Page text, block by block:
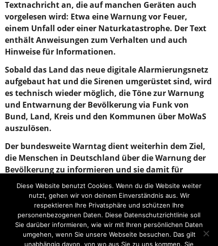
Textnachricht an, die auf manchen Geräten auch
vorgelesen wird: Etwa eine Warnung vor Feuer,
einem Unfall oder einer Naturkatastrophe. Der Text
enthält Anweisungen zum Verhalten und auch
Hinweise für Informationen.
Sobald das Land das neue digitale Alarmierungsnetz
aufgebaut hat und die Sirenen umgerüstet sind, wird
es technisch wieder möglich, die Töne zur Warnung
und Entwarnung der Bevölkerung via Funk von
Bund, Land, Kreis und den Kommunen über MoWaS
auszulösen.
Der bundesweite Warntag dient weiterhin dem Ziel,
die Menschen in Deutschland über die Warnung der
Bevölkerung zu informieren und sie damit für
Warnungen zu sensibilisieren.
Post Views: 0
Öl auf Gewässer Grundausbildung bei der Feuerwehr Kues
Diese Website benutzt Cookies. Wenn du die Website weiter
nutzt, gehen wir von deinem Einverständnis aus. Wir
respektieren Ihre Privatsphäre und schützen Ihre
personenbezogenen Daten. Diese Datenschutzrichtlinie soll
Sie darüber informieren, wie wir mit Ihren persönlichen Daten
umgehen, wenn Sie unsere Webseite besuchen. Das gilt
unabhängig davon, von wo aus Sie zu uns kommen. Sie